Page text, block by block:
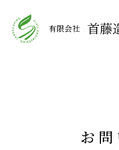
有限会社 首藤
お